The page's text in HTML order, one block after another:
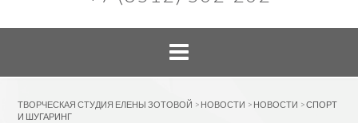
ТВОРЧЕСКАЯ СТУДИЯ ЕЛЕНЫ ЗОТОВОЙ > НОВОСТИ > НОВОСТИ >СПОРТ
И ШУГАРИНГ